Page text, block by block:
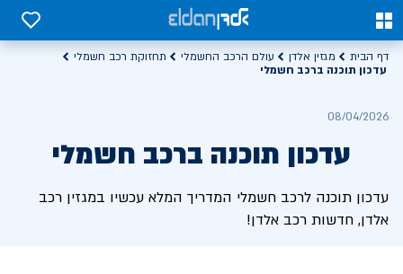
0
0
דף הבית מגזין אלדן עולם הרכב החשמלי
תחזוקת רכב חשמלי
עדכון תוכנה ברכב חשמלי
08/04/2026
עדכון תוכנה ברכב חשמלי
עדכון תוכנה לרכב חשמלי המדריך המלא עכשיו במגזין רכב
אלדן, חדשות רכב אלדן!